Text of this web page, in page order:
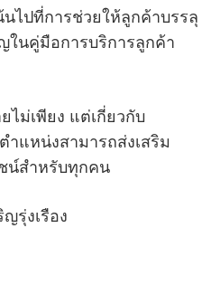
ไปที่การช่วยให้ลูกค้าบรรลุ
ในคู่มือการบริการลูกค้า
ม่เพียง แต่เกี่ยวกับ
าแหน่งสามารถส่งเสริม
น์สําหรับทุกคน
รุ่งเรือง